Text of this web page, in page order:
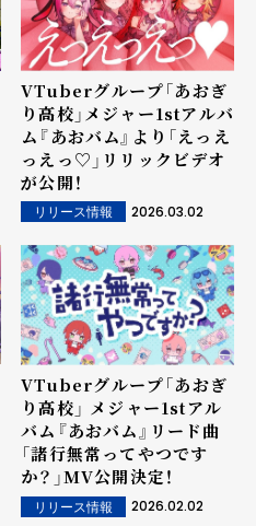
VTuberグループ「あおぎ
り高校」メジャー1stアルバ
ム『あおバム』より「えっえ
っえっ♡」リリックビデオ
が公開！
リリース情報 2026.03.02
VTuberグループ「あおぎ
り高校」 メジャー1stアル
バム『あおバム』リード曲
「諸行無常ってやつです
か？」MV公開決定！
リリース情報 2026.02.02